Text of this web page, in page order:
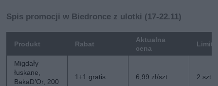
Spis promocji w Biedronce z ulotki (17-22.11)
Produkt Rabat
Aktualna
cena
Limit
Migdały
łuskane,
BakaD’Or, 200
1+1 gratis 6,99 zł/szt. 2 szt.